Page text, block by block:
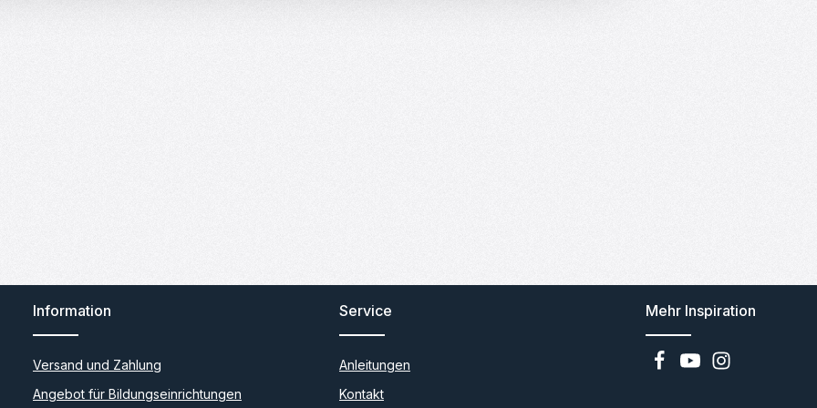
Information
Versand und Zahlung
Angebot für Bildungseinrichtungen
Service
Anleitungen
Kontakt
Mehr Inspiration